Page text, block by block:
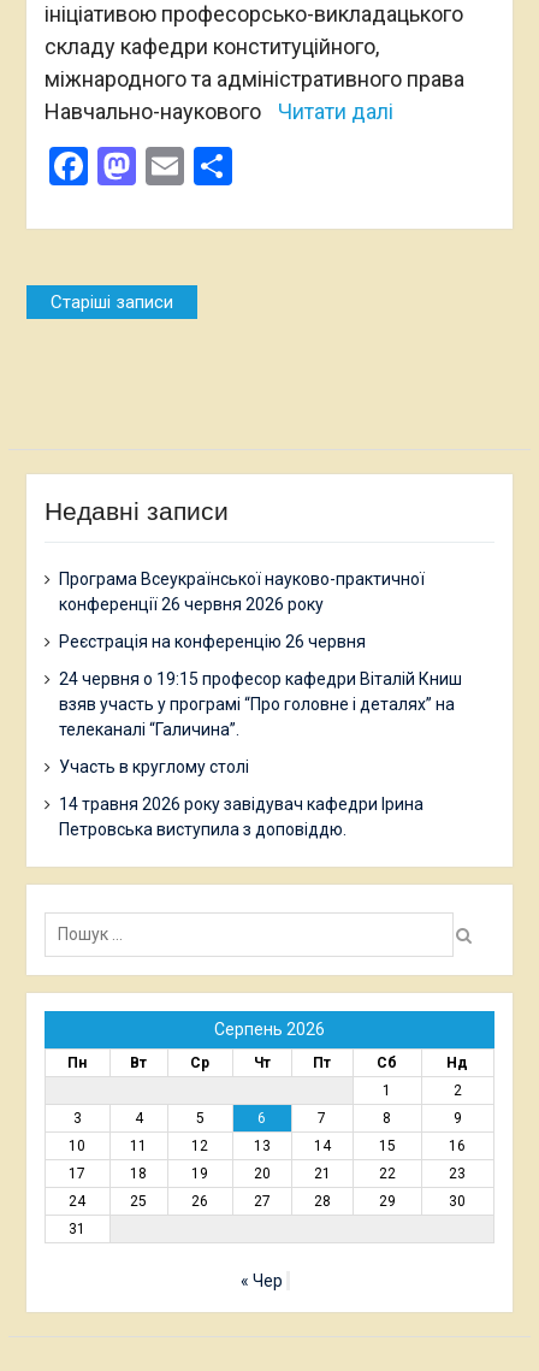
ініціативою професорсько-викладацького
складу кафедри конституційного,
міжнародного та адміністративного права
Навчально-наукового
Читати далі
Facebook
Mastodon
EmailПоділитися
Навігація
за
Старіші записи
Недавні записи
Програма Всеукраїнської науково-практичної
конференції 26 червня 2026 року
Реєстрація на конференцію 26 червня
24 червня о 19:15 професор кафедри Віталій Книш
взяв участь у програмі “Про головне і деталях” на
телеканалі “Галичина”.
Участь в круглому столі
14 травня 2026 року завідувач кафедри Ірина
Петровська виступила з доповіддю.
Пошук:
Серпень 2026
Пн Вт Ср Чт Пт Сб
Нд
1
2
3
4 5 6 7 8
9
10
11 12 13 14 15
16
17
18 19 20 21 22
23
24
25 26 27 28 29
30
31
« Чер